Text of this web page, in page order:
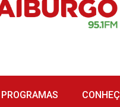
PROGRAMAS